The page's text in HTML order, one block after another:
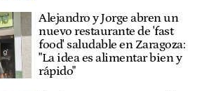
Alejandro y Jorge abren un
nuevo restaurante de 'fast
food' saludable en Zaragoza:
"La idea es alimentar bien y
rápido"